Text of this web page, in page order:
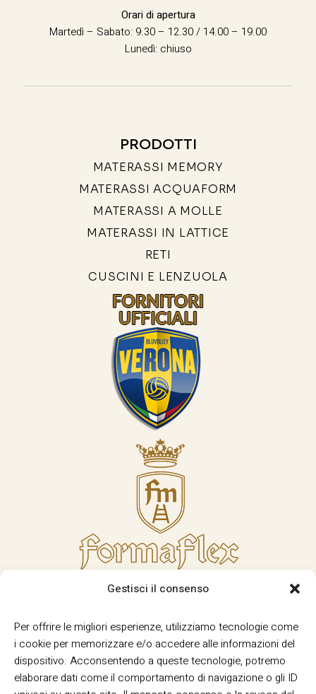
Gestisci il consenso
Per offrire le migliori esperienze, utilizziamo tecnologie come
i cookie per memorizzare e/o accedere alle informazioni del
dispositivo. Acconsentendo a queste tecnologie, potremo
elaborare dati come il comportamento di navigazione o gli ID
Orari di apertura
Martedì – Sabato: 9.30 – 12.30 / 14.00 – 19.00
Lunedì: chiuso
PRODOTTI
MATERASSI MEMORY
MATERASSI ACQUAFORM
MATERASSI A MOLLE
MATERASSI IN LATTICE
RETI
CUSCINI E LENZUOLA